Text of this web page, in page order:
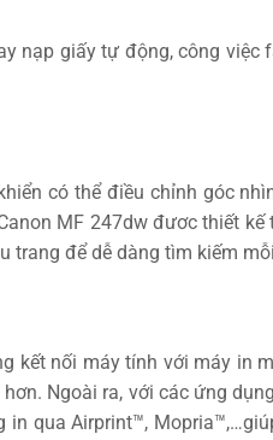
nạp giấy tự động, công
có thể điều chỉnh góc
MF 247dw đươc thiết
trang để dễ dàng tìm kiếm
kết nối máy tính với máy in
Ngoài ra, với các ứng
in qua Airprint™,